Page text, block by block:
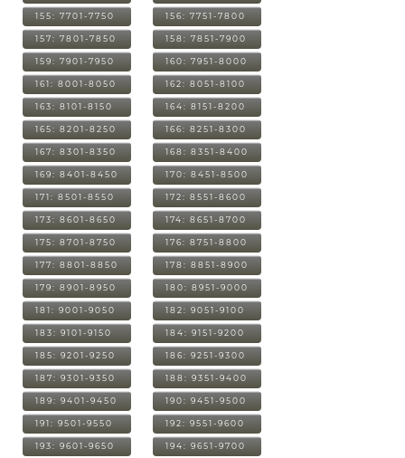
155: 7701-7750 156: 7751-7800
157: 7801-7850 158: 7851-7900
159: 7901-7950 160: 7951-8000
161: 8001-8050 162: 8051-8100
163: 8101-8150 164: 8151-8200
165: 8201-8250 166: 8251-8300
167: 8301-8350 168: 8351-8400
169: 8401-8450 170: 8451-8500
171: 8501-8550 172: 8551-8600
173: 8601-8650 174: 8651-8700
175: 8701-8750 176: 8751-8800
177: 8801-8850 178: 8851-8900
179: 8901-8950 180: 8951-9000
181: 9001-9050 182: 9051-9100
183: 9101-9150 184: 9151-9200
185: 9201-9250 186: 9251-9300
187: 9301-9350 188: 9351-9400
189: 9401-9450 190: 9451-9500
191: 9501-9550 192: 9551-9600
193: 9601-9650 194: 9651-9700